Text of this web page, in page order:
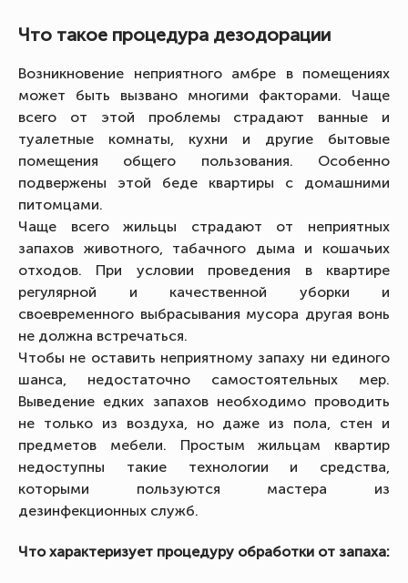
Что такое процедура дезодорации
Возникновение неприятного амбре в помещениях
может быть вызвано многими факторами. Чаще
всего от этой проблемы страдают ванные и
туалетные комнаты, кухни и другие бытовые
помещения общего пользования. Особенно
подвержены этой беде квартиры с домашними
питомцами.
Чаще всего жильцы страдают от неприятных
запахов животного, табачного дыма и кошачьих
отходов. При условии проведения в квартире
регулярной и качественной уборки и
своевременного выбрасывания мусора другая вонь
не должна встречаться.
Чтобы не оставить неприятному запаху ни единого
шанса, недостаточно самостоятельных мер.
Выведение едких запахов необходимо проводить
не только из воздуха, но даже из пола, стен и
предметов мебели. Простым жильцам квартир
недоступны такие технологии и средства,
которыми пользуются мастера из
дезинфекционных служб.
Что характеризует процедуру обработки от запаха: